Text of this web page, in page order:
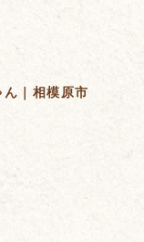
｜相模原市